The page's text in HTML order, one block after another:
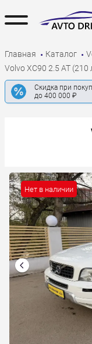
Главная Каталог
Volvo XC90 2.5 AT (210
Скидка при
до 400 000 ₽
Нет в наличии